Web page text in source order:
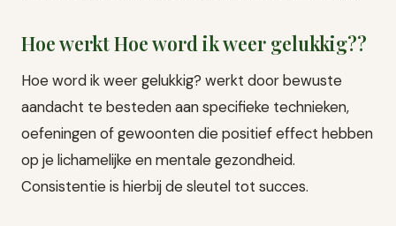
Hoe werkt Hoe word ik weer gelukkig??
Hoe word ik weer gelukkig? werkt door bewuste
aandacht te besteden aan specifieke technieken,
oefeningen of gewoonten die positief effect hebben
op je lichamelijke en mentale gezondheid.
Consistentie is hierbij de sleutel tot succes.